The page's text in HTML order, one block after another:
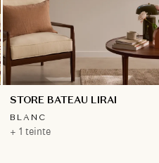
STORE BATEAU LIRAI
BLANC
+ 1 teinte